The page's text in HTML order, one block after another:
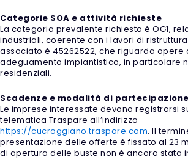
Categorie SOA e attività richieste
La categoria prevalente richiesta è OG1,
industriali, coerente con i lavori di
associato è 45262522, che riguarda opere
adeguamento impiantistico, in particolare
residenziali.
Scadenze e modalità di partecipazione
Le imprese interessate devono registrarsi
telematica Traspare all’indirizzo
https://cucroggiano.traspare.com. Il
presentazione delle offerte è fissato al 23
di apertura delle buste non è ancora stata